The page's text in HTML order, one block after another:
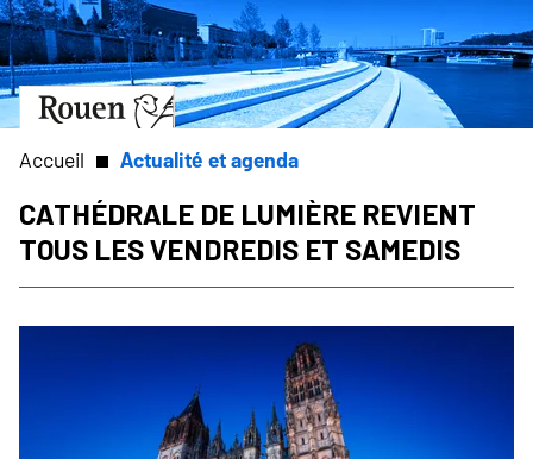
Aller
au
contenu
principal
Aller
à
la
page
Slide
of
1
Fil
d'Ariane
Accueil Actualité et agenda
Cathédrale de lumière revient
tous les vendredis et samedis